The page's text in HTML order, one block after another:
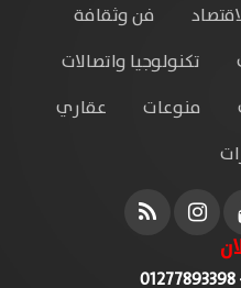
فن وثقافة
تكنولوجيا واتصالات
منوعات
عقاري